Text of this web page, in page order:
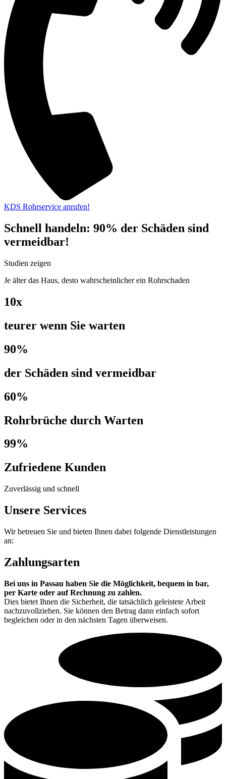
KDS Rohrservice anrufen!
Schnell handeln: 90% der Schäden sind
vermeidbar!
Studien zeigen
Je älter das Haus, desto wahrscheinlicher ein Rohrschaden
10x
teurer wenn Sie warten
90%
der Schäden sind vermeidbar
60%
Rohrbrüche durch Warten
99%
Zufriedene Kunden
Zuverlässig und schnell
Unsere Services
Wir betreuen Sie und bieten Ihnen dabei folgende Dienstleistungen
an:
Zahlungsarten
Bei uns in Passau haben Sie die Möglichkeit, bequem in bar,
per Karte oder auf Rechnung zu zahlen.
Dies bietet Ihnen die Sicherheit, die tatsächlich geleistete Arbeit
nachzuvollziehen. Sie können den Betrag dann einfach sofort
begleichen oder in den nächsten Tagen überweisen.